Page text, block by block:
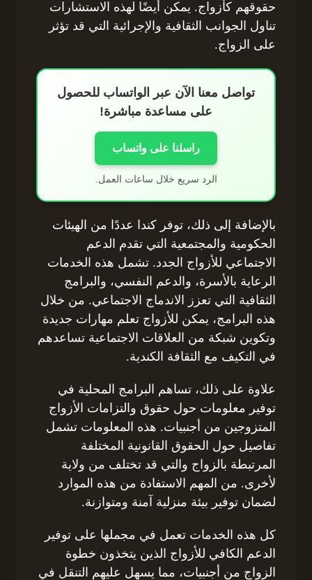
حقوقهم كأزواج. يمكن أيضًا لهذه الاستشارات
تناول الجوانب الثقافية والإجرائية التي قد تؤثر
على الزواج.
تواصل معنا الآن عبر الواتساب للحصول
على مساعدة مباشرة!
راسلنا على واتساب
الرد سريع خلال ساعات العمل.
بالإضافة إلى ذلك، توفر كندا عددًا من الهيئات
الحكومية والمجتمعية التي تقدم الدعم
الاجتماعي للأزواج الجدد. تشمل هذه الخدمات
الرعاية بالأسرة، والدعم النفسي، والبرامج
الثقافية التي تعزز الاندماج الاجتماعي. من خلال
هذه البرامج، يمكن للأزواج تعلم مهارات جديدة
وتكوين شبكة من العلاقات الاجتماعية تساعدهم
في التكيف مع الثقافة الكندية.
علاوة على ذلك، تساهم البرامج المحلية في
توفير معلومات حول حقوق والتزامات الأزواج
المتزوجين من أجنبيات. هذه المعلومات تشمل
تفاصيل حول الحقوق القانونية المختلفة
المرتبطة بالزواج والتي قد تختلف من ولاية
لأخرى. من المهم الاستفادة من هذه الموارد
لضمان توفير بيئة منزلية آمنة ومتوازنة.
كل هذه الخدمات تعمل في مجملها على توفير
الدعم الكافي للأزواج الذين يتخذون خطوة
الزواج من أجنبيات، مما يسهل عليهم التنقل في